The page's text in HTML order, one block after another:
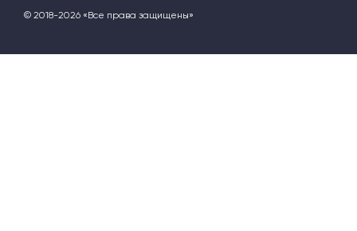
© 2018-2026 «Все права защищены»